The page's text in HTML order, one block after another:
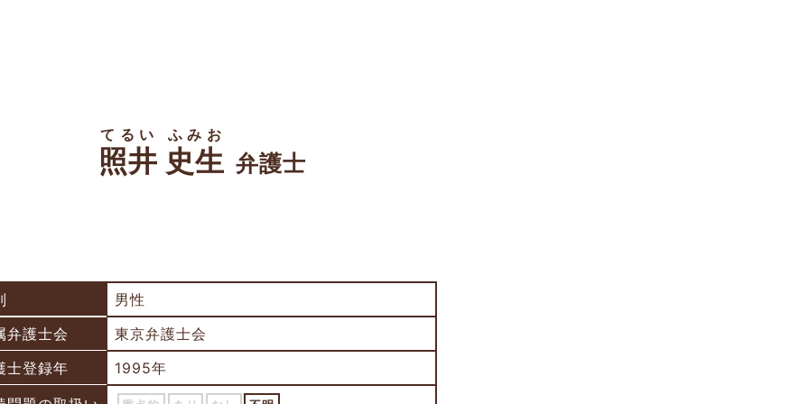
照井 史生
てるい ふみお
弁護士
男性
弁護士会
東京弁護士会
士登録年
1995年